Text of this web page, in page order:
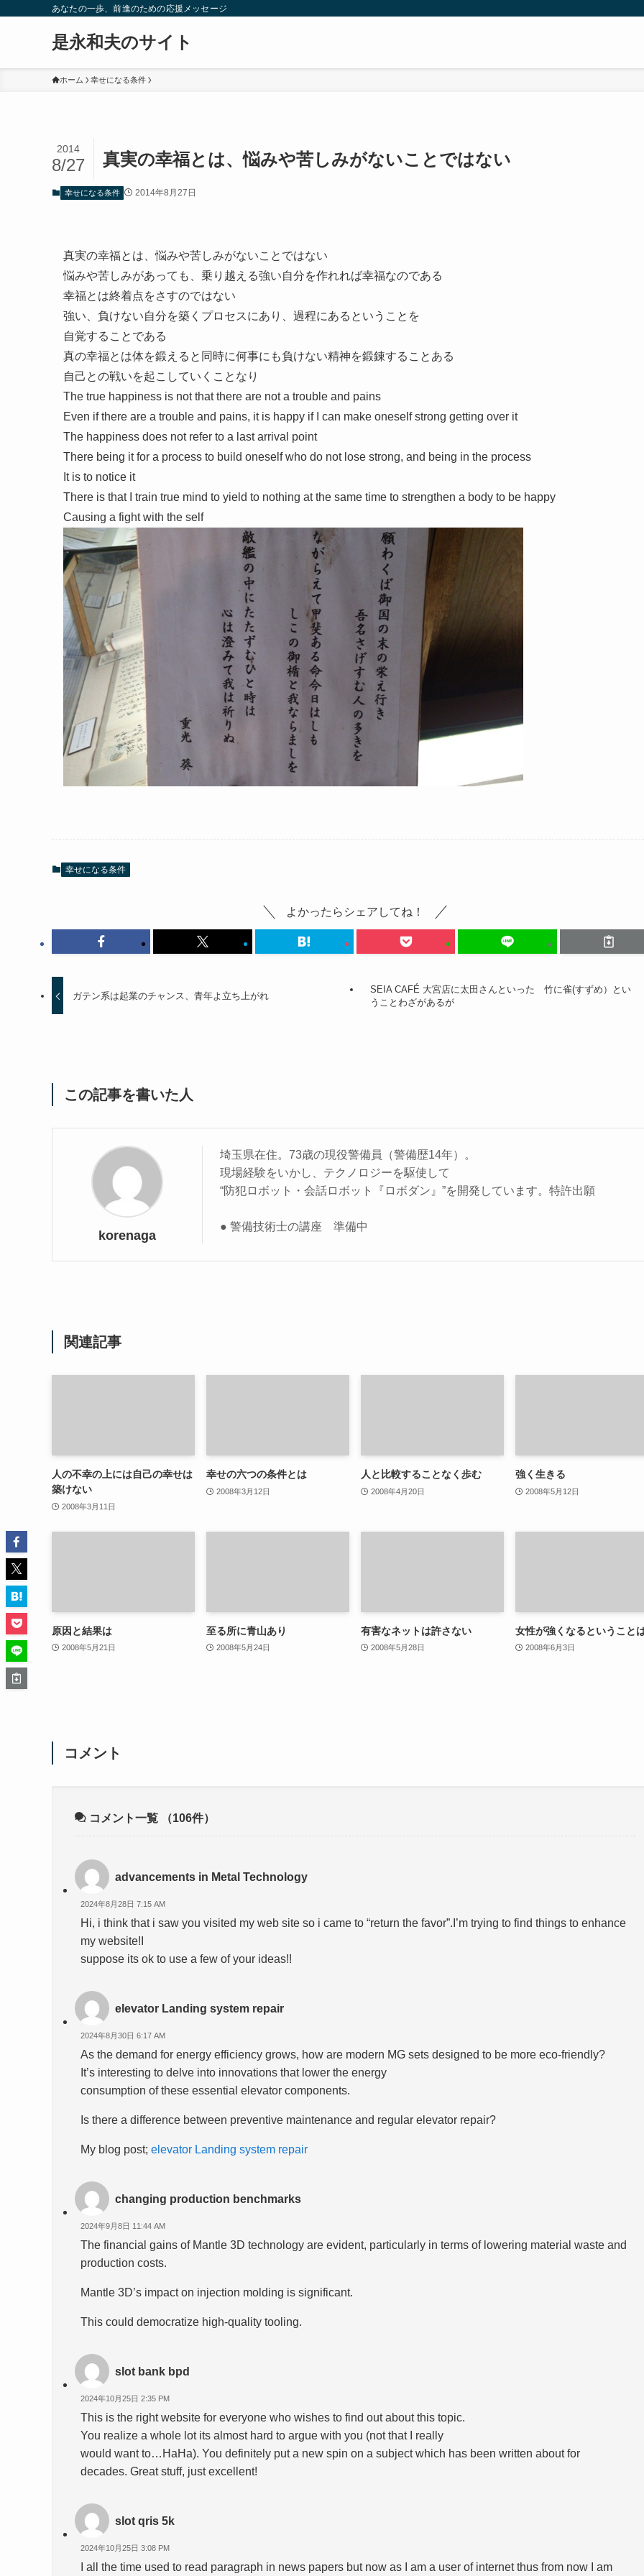
あなたの一歩、前進のための応援メッセージ
是永和夫のサイト
ホーム 幸せになる条件
真実の幸福とは、悩みや苦しみがないことではない
2014
8/27
幸せになる条件 2014年8月27日
真実の幸福とは、悩みや苦しみがないことではない
悩みや苦しみがあっても、乗り越える強い自分を作れれば幸福なのである
幸福とは終着点をさすのではない
強い、負けない自分を築くプロセスにあり、過程にあるということを
自覚することである
真の幸福とは体を鍛えると同時に何事にも負けない精神を鍛錬することある
自己との戦いを起こしていくことなり
The true happiness is not that there are not a trouble and pains
Even if there are a trouble and pains, it is happy if I can make oneself strong getting over it
The happiness does not refer to a last arrival point
There being it for a process to build oneself who do not lose strong, and being in the process
It is to notice it
There is that I train true mind to yield to nothing at the same time to strengthen a body to be happy
Causing a fight with the self
幸せになる条件
よかったらシェアしてね！
ガテン系は起業のチャンス、青年よ立ち上がれ
SEIA CAFÉ 大宮店に太田さんといった 竹に雀(すずめ）とい
うことわざがあるが
この記事を書いた人
korenaga
埼玉県在住。73歳の現役警備員（警備歴14年）。
現場経験をいかし、テクノロジーを駆使して
“防犯ロボット・会話ロボット『ロボダン』”を開発しています。特許出願
● 警備技術士の講座 準備中
関連記事
人の不幸の上には自己の幸せは
築けない
2008年3月11日
幸せの六つの条件とは
2008年3月12日
人と比較することなく歩む
2008年4月20日
強く生きる
2008年5月12日
原因と結果は
2008年5月21日
至る所に青山あり
2008年5月24日
有害なネットは許さない
2008年5月28日
女性が強くなるということ
2008年6月3日
コメント
コメント一覧 （106件）
advancements in Metal Technology
2024年8月28日 7:15 AM
Hi, i think that i saw you visited my web site so i came to “return the favor”.I’m trying to find things to enhance
my website!I
suppose its ok to use a few of your ideas!!
elevator Landing system repair
2024年8月30日 6:17 AM
As the demand for energy efficiency grows, how are modern MG sets designed to be more eco-friendly?
It’s interesting to delve into innovations that lower the energy
consumption of these essential elevator components.
Is there a difference between preventive maintenance and regular elevator repair?
My blog post; elevator Landing system repair
changing production benchmarks
2024年9月8日 11:44 AM
The financial gains of Mantle 3D technology are evident, particularly in terms of lowering material waste and
production costs.
Mantle 3D’s impact on injection molding is significant.
This could democratize high-quality tooling.
slot bank bpd
2024年10月25日 2:35 PM
This is the right website for everyone who wishes to find out about this topic.
You realize a whole lot its almost hard to argue with you (not that I really
would want to…HaHa). You definitely put a new spin on a subject which has been written about for
decades. Great stuff, just excellent!
slot qris 5k
2024年10月25日 3:08 PM
I all the time used to read paragraph in news papers but now as I am a user of internet thus from now I am